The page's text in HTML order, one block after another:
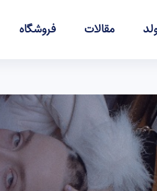
مقالات فروشگاه